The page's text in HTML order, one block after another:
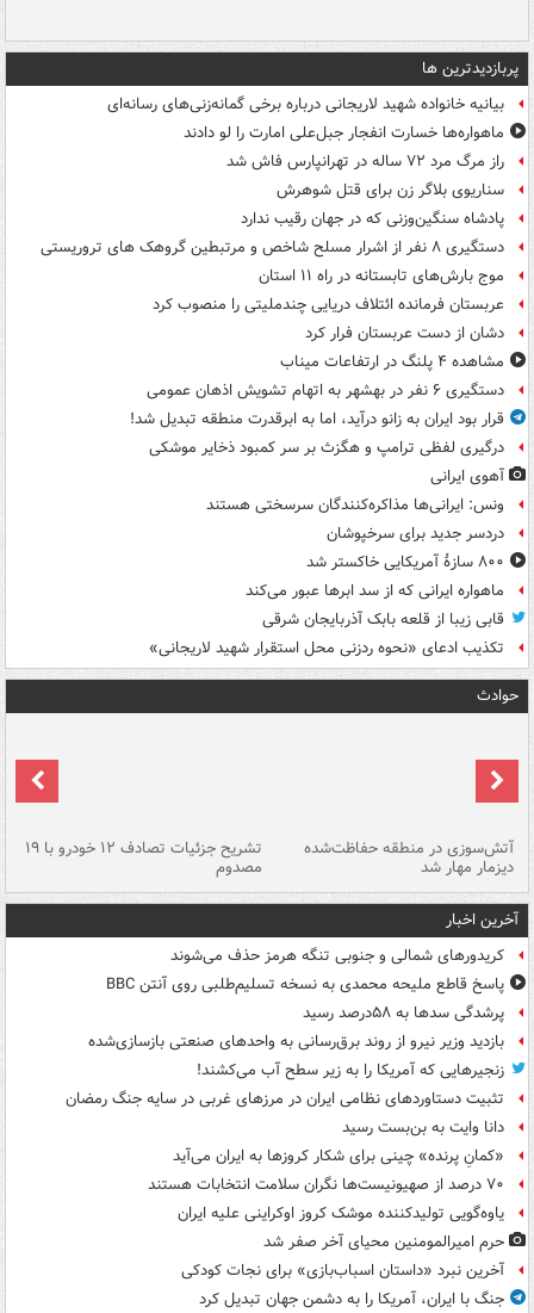
پربازدیدترین ها
بیانیه خانواده شهید لاریجانی درباره برخی گمانه‌زنی‌های رسانه‌ای
ماهواره‌ها خسارت انفجار جبل‌علی امارت را لو دادند
راز مرگ مرد ۷۲ ساله در تهرانپارس فاش شد
سناریوی بلاگر زن برای قتل شوهرش
پادشاه سنگین‌وزنی که در جهان رقیب ندارد
دستگیری ۸ نفر از اشرار مسلح شاخص و مرتبطین گروهک های تروریستی
موج بارش‌های تابستانه در راه ۱۱ استان
عربستان فرمانده ائتلاف دریایی چندملیتی را منصوب کرد
دشان از دست عربستان فرار کرد
مشاهده ۴ پلنگ در ارتفاعات میناب
دستگیری ۶ نفر در بهشهر به اتهام تشویش اذهان عمومی
قرار بود ایران به زانو درآید، اما به ابرقدرت منطقه تبدیل شد!
درگیری لفظی ترامپ و هگزث بر سر کمبود ذخایر موشکی
آهوی ایرانی
ونس: ایرانی‌ها مذاکره‌کنندگان سرسختی هستند
دردسر جدید برای سرخپوشان
۸۰۰ سازۀ آمریکایی خاکستر شد
ماهواره ایرانی که از سد ابرها عبور می‌کند
قابی زیبا از قلعه بابک آذربایجان شرقی
تکذیب ادعای «نحوه ردزنی محل استقرار شهید لاریجانی»
حوادث
آتش‌سوزی در منطقه حفاظت‌شده
دیزمار مهار شد
تشریح جزئیات تصادف ۱۲ خودرو با ۱۹
مصدوم
آخرین اخبار
کریدورهای شمالی و جنوبی تنگه هرمز حذف می‌شوند
پاسخ قاطع ملیحه محمدی به نسخه تسلیم‌طلبی روی آنتن BBC
پرشدگی سدها به ۵۸درصد رسید
بازدید وزیر نیرو از روند برق‌رسانی به واحدهای صنعتی بازسازی‌شده
زنجیرهایی که آمریکا را به زیر سطح آب می‌کشند!
تثبیت دستاوردهای نظامی ایران در مرزهای غربی در سایه جنگ رمضان
دانا وایت به بن‌بست رسید
«کمانِ پرنده» چینی برای شکار کروزها به ایران می‌آید
۷۰ درصد از صهیونیست‌ها نگران سلامت انتخابات هستند
یاوه‌گویی تولیدکننده موشک کروز اوکراینی علیه ایران
حرم امیرالمومنین محیای آخر صفر شد
آخرین نبرد «داستان اسباب‌بازی» برای نجات کودکی
جنگ با ایران، آمریکا را به دشمن جهان تبدیل کرد